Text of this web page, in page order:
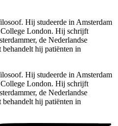
Hij studeerde in Amsterdam
London. Hij schrijft
de Nederlandse
hij patiënten in
Hij studeerde in Amsterdam
London. Hij schrijft
de Nederlandse
hij patiënten in